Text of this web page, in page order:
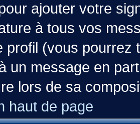
ajouter votre
à tous vos
profil (vous pourrez
un message en
lors de sa
haut de page